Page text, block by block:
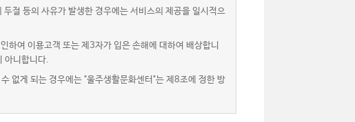
절 등의 사유가 발생한 경우에는 서비스의 제공을 일시적으
하여 이용고객 또는 제3자가 입은 손해에 대하여 배상합니
아니합니다.
없게 되는 경우에는 "울주생활문화센터"는 제8조에 정한 방